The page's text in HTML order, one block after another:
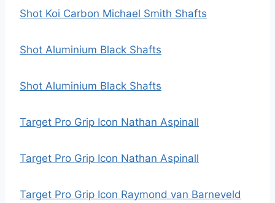
Shot Koi Carbon Michael Smith Shafts
Shot Aluminium Black Shafts
Shot Aluminium Black Shafts
Target Pro Grip Icon Nathan Aspinall
Target Pro Grip Icon Nathan Aspinall
Target Pro Grip Icon Raymond van Barneveld